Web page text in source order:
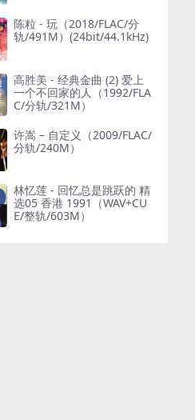
陈粒 - 玩（2018/FLAC/分
轨/491M）(24bit/44.1kHz)
高胜美 - 经典金曲 (2) 爱上
一个不回家的人（1992/FLA
C/分轨/321M）
许嵩 – 自定义（2009/FLAC/
分轨/240M）
林忆莲 - 回忆总是跳跃的 精
选05 香港 1991（WAV+CU
E/整轨/603M）